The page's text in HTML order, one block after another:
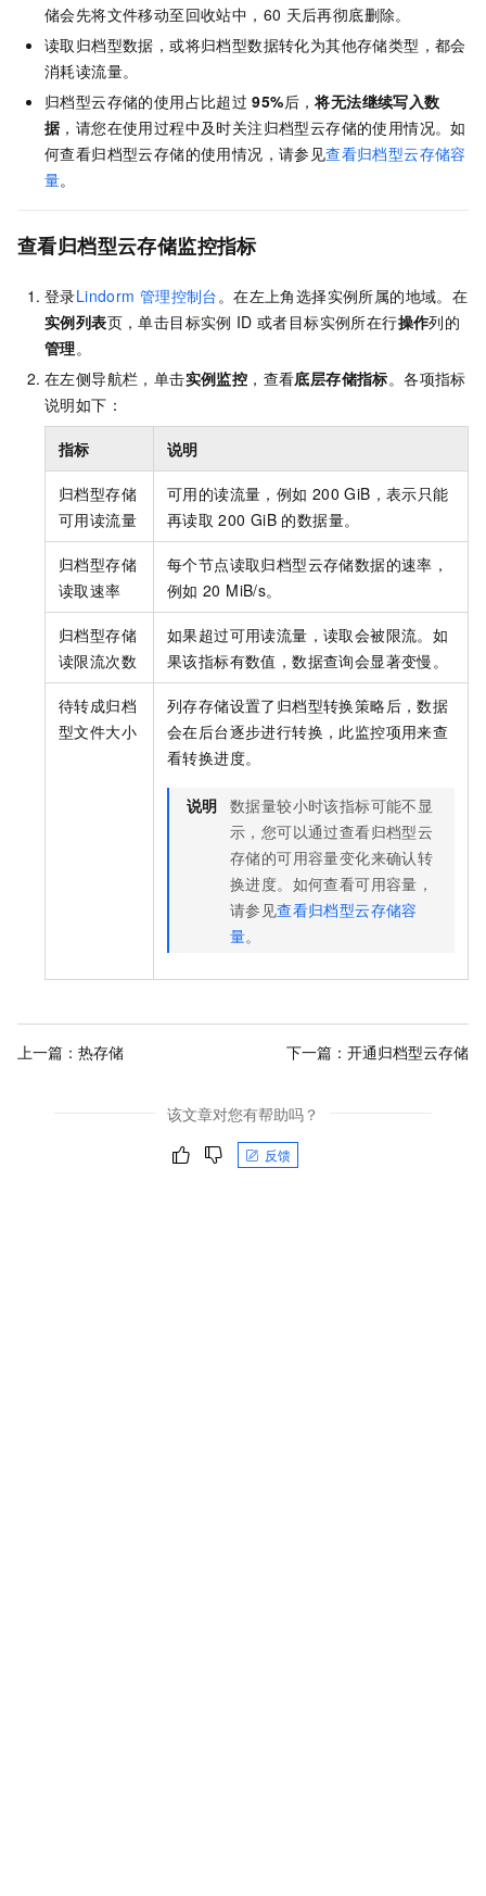
储会先将文件移动至回收站中，60 天后再彻底删除。
读取归档型数据，或将归档型数据转化为其他存储类型，都会
消耗读流量。
归档型云存储的使用占比超过 95%后，将无法继续写入数
据，请您在使用过程中及时关注归档型云存储的使用情况。如
何查看归档型云存储的使用情况，请参见查看归档型云存储容
量。
查看归档型云存储监控指标
登录Lindorm 管理控制台 。在左上角选择实例所属的地域。在
实例列表页，单击目标实例 ID 或者目标实例所在行操作列的
管理。
在左侧导航栏，单击实例监控 ，查看底层存储指标。各项指标
说明如下：
指标 说明
归档型存储
可用读流量
可用的读流量，例如 200 GiB，表示只能
再读取 200 GiB 的数据量。
归档型存储
读取速率
每个节点读取归档型云存储数据的速率，
例如 20 MiB/s。
归档型存储
读限流次数
如果超过可用读流量，读取会被限流。如
果该指标有数值，数据查询会显著变慢。
待转成归档
型文件大小
列存存储设置了归档型转换策略后，数据
会在后台逐步进行转换，此监控项用来查
看转换进度。
说明 数据量较小时该指标可能不显
示，您可以通过查看归档型云
存储的可用容量变化来确认转
换进度。如何查看可用容量，
请参见查看归档型云存储容
量。
上一篇： 热存储 下一篇： 开通归档型云存储
该文章对您有帮助吗？
反馈